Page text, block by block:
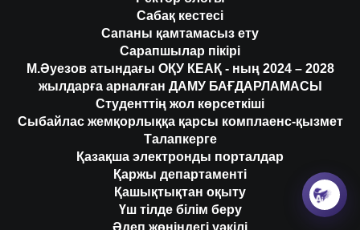
Сабақ кестесі
Сапаны қамтамасыз ету
Сарапшылар пікірі
М.Әуезов атындағы ОҚУ КЕАҚ - ның 2024 – 2028
жылдарға арналған ДАМУ БАҒДАРЛАМАСЫ
Студенттің жол көрсеткіші
Сыбайлас жемқорлыққа қарсы комплаенс-қызмет
Талапкерге
Қазақша электронды порталдар
Қаржы департаменті
Қашықтықтан оқыту
Үш тілде білім беру
Әдеп жөніндегі уәкілі